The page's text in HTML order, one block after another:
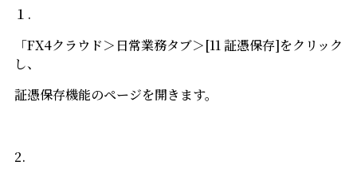
１.
「FX4クラウド＞日常業務タブ＞[11 証憑保存]をクリック
し、
証憑保存機能のページを開きます。
2.